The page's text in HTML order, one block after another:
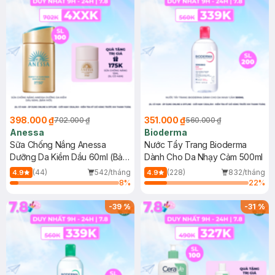
398.000 ₫702.000 ₫
Anessa
Sữa Chống Nắng Anessa
Dưỡng Da Kiềm Dầu 60ml (Bản
Mới)
4.9 (44)
542/tháng
8%
351.000 ₫560.000 ₫
Bioderma
Nước Tẩy Trang Bioderma
Dành Cho Da Nhạy Cảm 500ml
4.9 (228)
832/tháng
22%
-39% -31%